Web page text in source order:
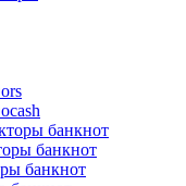
банкнот
банкнот
банкнот